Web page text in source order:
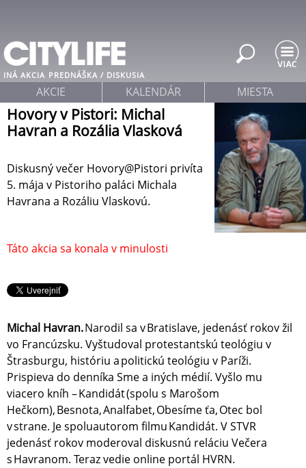
INÁ AKCIA PREDNÁŠKA / DISKUSIA
Hovory v Pistori: Michal
Havran a Rozália Vlasková
Diskusný večer Hovory@Pistori privíta
5. mája v Pistoriho paláci Michala
Havrana a Rozáliu Vlaskovú.
Táto akcia sa konala v minulosti
Michal Havran.Narodil sa v Bratislave, jedenásť rokov žil
vo Francúzsku. Vyštudoval protestantskú teológiu v
Štrasburgu, históriu a politickú teológiu v Paríži.
Prispieva do denníka Sme a iných médií. Vyšlo mu
viacero kníh – Kandidát (spolu s Marošom
Hečkom), Besnota, Analfabet, Obesíme ťa, Otec bol
v strane. Je spoluautorom filmu Kandidát. V STVR
jedenásť rokov moderoval diskusnú reláciu Večera
s Havranom. Teraz vedie online portál HVRN.
AKCIE KALENDÁR MIESTA